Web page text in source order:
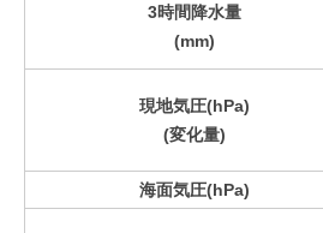
3時間降水量
(mm)
現地気圧(hPa)
(変化量)
海面気圧(hPa)